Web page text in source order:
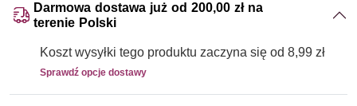
Darmowa dostawa już od 200,00 zł na
terenie Polski
Koszt wysyłki tego produktu zaczyna się od 8,99 zł
Sprawdź opcje dostawy